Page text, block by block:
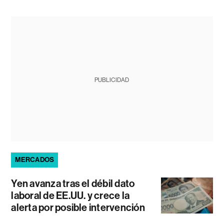
PUBLICIDAD
MERCADOS
Yen avanza tras el débil dato
laboral de EE.UU. y crece la
alerta por posible intervención